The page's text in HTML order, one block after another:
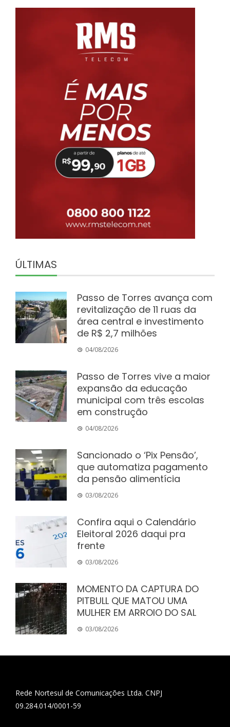
ÚLTIMAS
Passo de Torres avança com
revitalização de 11 ruas da
área central e investimento
de R$ 2,7 milhões
04/08/2026
Passo de Torres vive a maior
expansão da educação
municipal com três escolas
em construção
04/08/2026
Sancionado o ‘Pix Pensão’,
que automatiza pagamento
da pensão alimentícia
03/08/2026
Confira aqui o Calendário
Eleitoral 2026 daqui pra
frente
03/08/2026
MOMENTO DA CAPTURA DO
PITBULL QUE MATOU UMA
MULHER EM ARROIO DO SAL
03/08/2026
Rede Nortesul de Comunicações Ltda. CNPJ
09.284.014/0001-59